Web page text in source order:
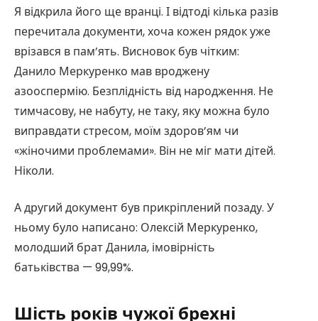
Я відкрила його ще вранці. І відтоді кілька разів
перечитала документи, хоча кожен рядок уже
врізався в пам’ять. Висновок був чітким:
Данило Меркуренко мав вроджену
азооспермію. Безплідність від народження. Не
тимчасову, не набуту, не таку, яку можна було
виправдати стресом, моїм здоров’ям чи
«жіночими проблемами». Він не міг мати дітей.
Ніколи.
А другий документ був прикріплений позаду. У
ньому було написано: Олексій Меркуренко,
молодший брат Данила, імовірність
батьківства — 99,99%.
Шість років чужої брехні